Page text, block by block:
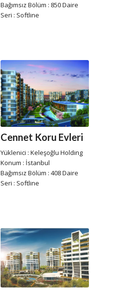
Bağımsız Bölüm : 850 Daire
Seri : Softline
Cennet Koru Evleri
Yüklenici : Keleşoğlu Holding
Konum : İstanbul
Bağımsız Bölüm : 408 Daire
Seri : Softline